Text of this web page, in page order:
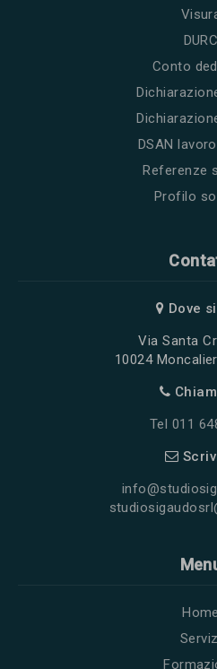
DURC
Conto
DSAN
Referenze
Profilo
Dove
Via Santa
10024
Tel 011
Home